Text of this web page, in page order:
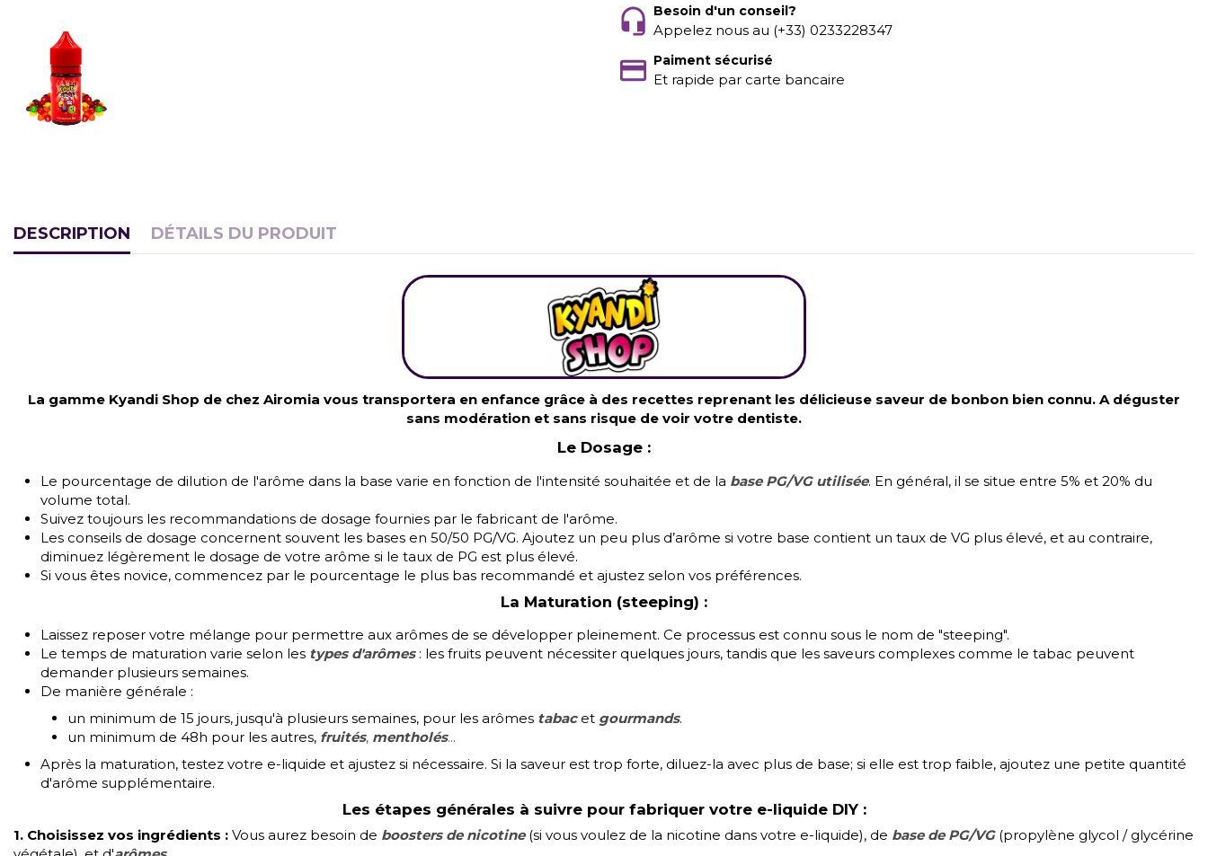
Besoin d'un conseil?
Appelez nous au (+33) 0233228347
Paiment sécurisé
Et rapide par carte bancaire
DESCRIPTION DÉTAILS DU PRODUIT
La gamme Kyandi Shop de chez Airomia vous transportera en enfance grâce à des recettes reprenant les délicieuse saveur de bonbon bien connu. A déguster
sans modération et sans risque de voir votre dentiste.
Le Dosage :
Le pourcentage de dilution de l'arôme dans la base varie en fonction de l'intensité souhaitée et de la base PG/VG utilisée. En général, il se situe entre 5% et 20% du
volume total.
Suivez toujours les recommandations de dosage fournies par le fabricant de l'arôme.
Les conseils de dosage concernent souvent les bases en 50/50 PG/VG. Ajoutez un peu plus d’arôme si votre base contient un taux de VG plus élevé, et au contraire,
diminuez légèrement le dosage de votre arôme si le taux de PG est plus élevé.
Si vous êtes novice, commencez par le pourcentage le plus bas recommandé et ajustez selon vos préférences.
La Maturation (steeping) :
Laissez reposer votre mélange pour permettre aux arômes de se développer pleinement. Ce processus est connu sous le nom de "steeping".
Le temps de maturation varie selon les types d'arômes: les fruits peuvent nécessiter quelques jours, tandis que les saveurs complexes comme le tabac peuvent
demander plusieurs semaines.
De manière générale :
un minimum de 15 jours, jusqu'à plusieurs semaines, pour les arômes tabacet gourmands.
un minimum de 48h pour les autres, fruités, mentholés...
Après la maturation, testez votre e-liquide et ajustez si nécessaire. Si la saveur est trop forte, diluez-la avec plus de base; si elle est trop faible, ajoutez une petite quantité
d'arôme supplémentaire.
Les étapes générales à suivre pour fabriquer votre e-liquide DIY :
1. Choisissez vos ingrédients : Vous aurez besoin de boosters de nicotine(si vous voulez de la nicotine dans votre e-liquide), de base de PG/VG(propylène glycol / glycérine